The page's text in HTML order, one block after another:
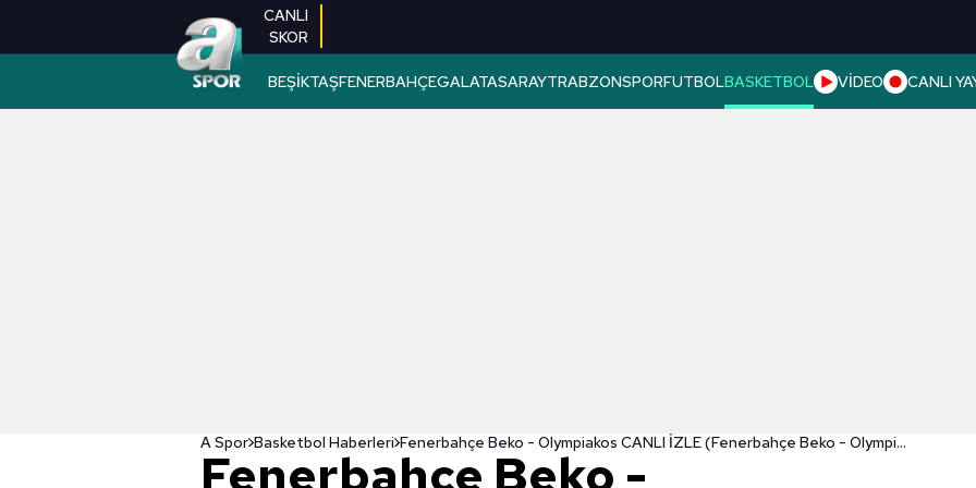
CANLI
SKOR
BEŞİKTAŞFENERBAHÇEGALATASARAYTRABZONSPORFUTBOLBASKETBOL VİDEO CANLI
A Spor Basketbol Haberleri Fenerbahçe Beko - Olympiakos CANLI İZLE (Fenerbahçe Beko - Olympiakos canlı skor)
Fenerbahçe Beko -